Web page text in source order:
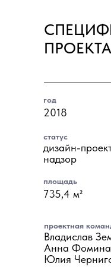
ПРОЕКТА
год
проектная
статус
площадь
2018
Владислав
Анна Фомина
Юлия
дизайн-
надзор
735,4 м²